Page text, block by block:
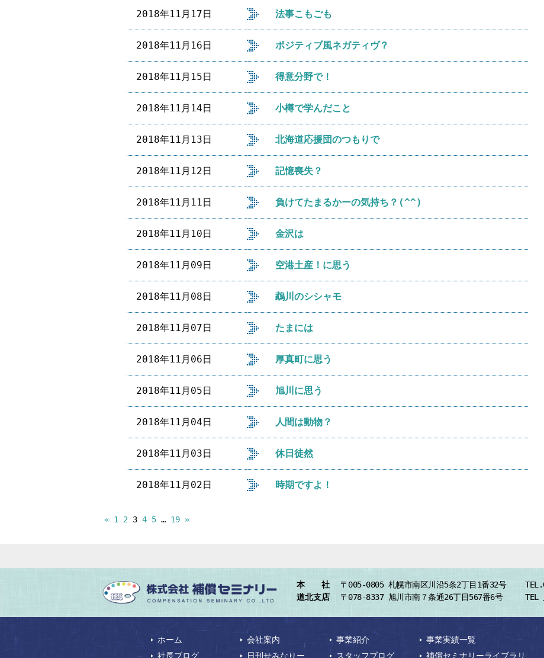
2018年11月17日 法事こもごも
2018年11月16日 ポジティブ風ネガティヴ？
2018年11月15日 得意分野で！
2018年11月14日 小樽で学んだこと
2018年11月13日 北海道応援団のつもりで
2018年11月12日 記憶喪失？
2018年11月11日 負けてたまるかーの気持ち？(^^)
2018年11月10日 金沢は
2018年11月09日 空港土産！に思う
2018年11月08日 鵡川のシシャモ
2018年11月07日 たまには
2018年11月06日 厚真町に思う
2018年11月05日 旭川に思う
2018年11月04日 人間は動物？
2018年11月03日 休日徒然
2018年11月02日 時期ですよ！
投
ジ
送
り
« 1 2 3 4 5 … 19 »
本 社 〒005-0805 札幌市南区川沿5条2丁目1番32号
道北支店
〒078-8337 旭川市南７条通26丁目567番6号 TEL
ホーム 会社案内 事業紹介 事業実績一覧
社長ブログ
日刊せみなりー スタッフブログ 補償セミナリーライブラリ